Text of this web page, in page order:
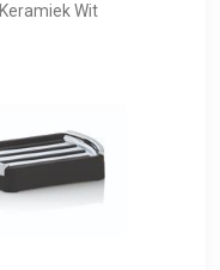
Keramiek Wit